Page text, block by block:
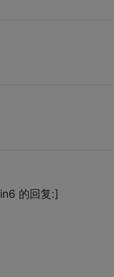
的回复:]